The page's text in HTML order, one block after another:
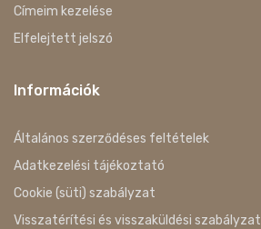
Címeim kezelése
Elfelejtett jelszó
Információk
Általános szerződéses feltételek
Adatkezelési tájékoztató
Cookie (süti) szabályzat
Visszatérítési és visszaküldési szabályzat